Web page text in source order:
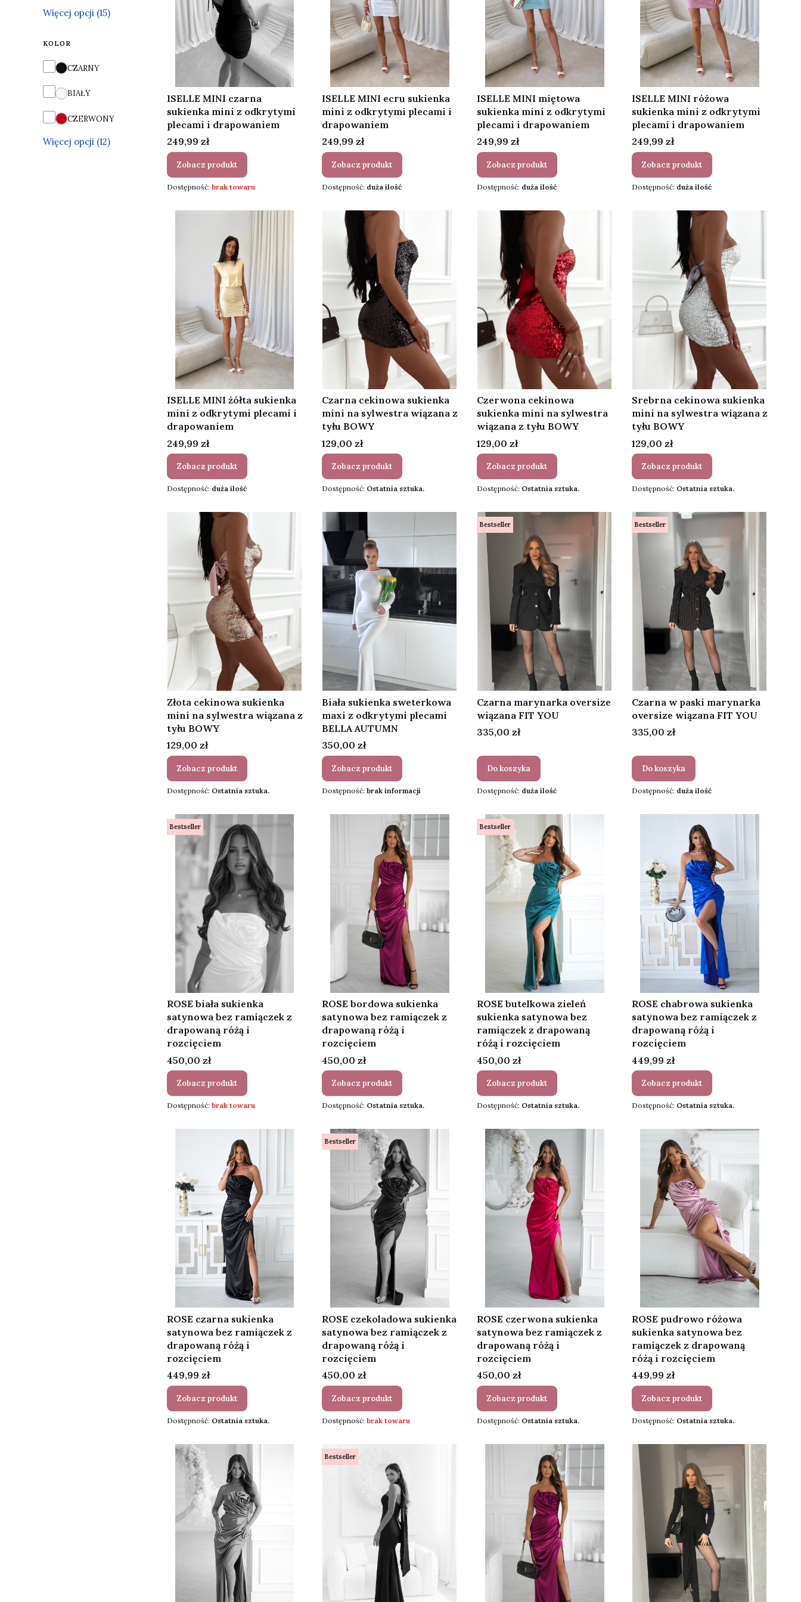
Więcej opcji (15)
KOLOR
KolorCZARNY
BIAŁY
CZERWONY
Więcej opcji (12)
ISELLE MINI czarna
sukienka mini z odkrytymi
plecami i drapowaniem
Cena
249,99 zł
Zobacz produkt
Dostępność: brak towaru
ISELLE MINI ecru sukienka
mini z odkrytymi plecami i
drapowaniem
Cena
249,99 zł
Zobacz produkt
Dostępność: duża ilość
ISELLE MINI miętowa
sukienka mini z odkrytymi
plecami i drapowaniem
Cena
249,99 zł
Zobacz produkt
Dostępność: duża ilość
ISELLE MINI różowa
sukienka mini z odkrytymi
plecami i drapowaniem
Cena
249,99 zł
Zobacz produkt
Dostępność: duża ilość
ISELLE MINI żółta sukienka
mini z odkrytymi plecami i
drapowaniem
Cena
249,99 zł
Zobacz produkt
Dostępność: duża ilość
Czarna cekinowa sukienka
mini na sylwestra wiązana z
tyłu BOWY
Cena
129,00 zł
Zobacz produkt
Dostępność: Ostatnia sztuka.
Czerwona cekinowa
sukienka mini na sylwestra
wiązana z tyłu BOWY
Cena
129,00 zł
Zobacz produkt
Dostępność: Ostatnia sztuka.
Srebrna cekinowa sukienka
mini na sylwestra wiązana z
tyłu BOWY
Cena
129,00 zł
Zobacz produkt
Dostępność: Ostatnia sztuka.
Złota cekinowa sukienka
mini na sylwestra wiązana z
tyłu BOWY
Cena
129,00 zł
Zobacz produkt
Dostępność: Ostatnia sztuka.
Biała sukienka sweterkowa
maxi z odkrytymi plecami
BELLA AUTUMN
Cena
350,00 zł
Zobacz produkt
Dostępność: brak informacji
Bestseller
Czarna marynarka oversize
wiązana FIT YOU
Cena
335,00 zł
Do koszyka
Dostępność: duża ilość
Bestseller
Czarna w paski marynarka
oversize wiązana FIT YOU
Cena
335,00 zł
Do koszyka
Dostępność: duża ilość
Bestseller
ROSE biała sukienka
satynowa bez ramiączek z
drapowaną różą i
rozcięciem
Cena
450,00 zł
Zobacz produkt
Dostępność: brak towaru
ROSE bordowa sukienka
satynowa bez ramiączek z
drapowaną różą i
rozcięciem
Cena
450,00 zł
Zobacz produkt
Dostępność: Ostatnia sztuka.
Bestseller
ROSE butelkowa zieleń
sukienka satynowa bez
ramiączek z drapowaną
różą i rozcięciem
Cena
450,00 zł
Zobacz produkt
Dostępność: Ostatnia sztuka.
ROSE chabrowa sukienka
satynowa bez ramiączek z
drapowaną różą i
rozcięciem
Cena
449,99 zł
Zobacz produkt
Dostępność: Ostatnia sztuka.
ROSE czarna sukienka
satynowa bez ramiączek z
drapowaną różą i
rozcięciem
Cena
449,99 zł
Zobacz produkt
Dostępność: Ostatnia sztuka.
Bestseller
ROSE czekoladowa sukienka
satynowa bez ramiączek z
drapowaną różą i
rozcięciem
Cena
450,00 zł
Zobacz produkt
Dostępność: brak towaru
ROSE czerwona sukienka
satynowa bez ramiączek z
drapowaną różą i
rozcięciem
Cena
450,00 zł
Zobacz produkt
Dostępność: Ostatnia sztuka.
ROSE pudrowo różowa
sukienka satynowa bez
ramiączek z drapowaną
różą i rozcięciem
Cena
449,99 zł
Zobacz produkt
Dostępność: Ostatnia sztuka.
Bestseller